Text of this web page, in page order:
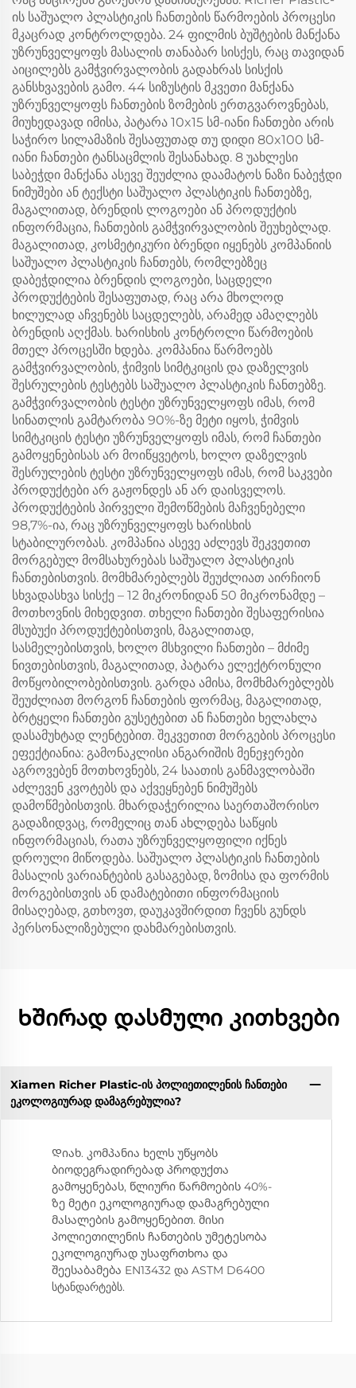
ის საშუალო პლასტიკის ჩანთების წარმოების პროცესი
მკაცრად კონტროლდება. 24 ფილმის ბუშტების მანქანა
უზრუნველყოფს მასალის თანაბარ სისქეს, რაც თავიდან
აიცილებს გამჭვირვალობის გადახრას სისქის
განსხვავების გამო. 44 სიზუსტის მკვეთი მანქანა
უზრუნველყოფს ჩანთების ზომების ერთგვაროვნებას,
მიუხედავად იმისა, პატარა 10x15 სმ-იანი ჩანთები არის
საჭირო სილამაზის შესაფუთად თუ დიდი 80x100 სმ-
იანი ჩანთები ტანსაცმლის შესანახად. 8 უახლესი
საბეჭდი მანქანა ასევე შეუძლია დაამატოს ნაზი ნაბეჭდი
ნიმუშები ან ტექსტი საშუალო პლასტიკის ჩანთებზე,
მაგალითად, ბრენდის ლოგოები ან პროდუქტის
ინფორმაცია, ჩანთების გამჭვირვალობის შეუხებლად.
მაგალითად, კოსმეტიკური ბრენდი იყენებს კომპანიის
საშუალო პლასტიკის ჩანთებს, რომლებზეც
დაბეჭდილია ბრენდის ლოგოები, საცდელი
პროდუქტების შესაფუთად, რაც არა მხოლოდ
ხილულად აჩვენებს საცდელებს, არამედ ამაღლებს
ბრენდის აღქმას. ხარისხის კონტროლი წარმოების
მთელ პროცესში ხდება. კომპანია წარმოებს
გამჭვირვალობის, ჭიმვის სიმტკიცის და დაზელვის
შესრულების ტესტებს საშუალო პლასტიკის ჩანთებზე.
გამჭვირვალობის ტესტი უზრუნველყოფს იმას, რომ
სინათლის გამტარობა 90%-ზე მეტი იყოს, ჭიმვის
სიმტკიცის ტესტი უზრუნველყოფს იმას, რომ ჩანთები
გამოყენებისას არ მოიწყვეტოს, ხოლო დაზელვის
შესრულების ტესტი უზრუნველყოფს იმას, რომ საკვები
პროდუქტები არ გაჟონდეს ან არ დაისველოს.
პროდუქტების პირველი შემოწმების მაჩვენებელი
98,7%-ია, რაც უზრუნველყოფს ხარისხის
სტაბილურობას. კომპანია ასევე აძლევს შეკვეთით
მორგებულ მომსახურებას საშუალო პლასტიკის
ჩანთებისთვის. მომხმარებლებს შეუძლიათ აირჩიონ
სხვადასხვა სისქე – 12 მიკრონიდან 50 მიკრონამდე –
მოთხოვნის მიხედვით. თხელი ჩანთები შესაფერისია
მსუბუქი პროდუქტებისთვის, მაგალითად,
სასმელებისთვის, ხოლო მსხვილი ჩანთები – მძიმე
ნივთებისთვის, მაგალითად, პატარა ელექტრონული
მოწყობილობებისთვის. გარდა ამისა, მომხმარებლებს
შეუძლიათ მორგონ ჩანთების ფორმაც, მაგალითად,
ბრტყელი ჩანთები გუსეტებით ან ჩანთები ხელახლა
დასამუხტად ლენტებით. შეკვეთით მორგების პროცესი
ეფექტიანია: გამონაკლისი ანგარიშის მენეჯერები
აგროვებენ მოთხოვნებს, 24 საათის განმავლობაში
აძლევენ კვოტებს და აქვეყნებენ ნიმუშებს
დამოწმებისთვის. მხარდაჭერილია საერთაშორისო
გადაზიდვაც, რომელიც თან ახლდება საწყის
ინფორმაციას, რათა უზრუნველყოფილი იქნეს
დროული მიწოდება. საშუალო პლასტიკის ჩანთების
მასალის ვარიანტების გასაგებად, ზომისა და ფორმის
მორგებისთვის ან დამატებითი ინფორმაციის
მისაღებად, გთხოვთ, დაუკავშირდით ჩვენს გუნდს
პერსონალიზებული დახმარებისთვის.
Ხშირად დასმული კითხვები
Xiamen Richer Plastic-ის პოლიეთილენის ჩანთები
ეკოლოგიურად დამაგრებულია?
Დიახ. კომპანია ხელს უწყობს
ბიოდეგრადირებად პროდუქთა
გამოყენებას, წლიური წარმოების 40%-
ზე მეტი ეკოლოგიურად დამაგრებული
მასალების გამოყენებით. მისი
პოლიეთილენის ჩანთების უმეტესობა
ეკოლოგიურად უსაფრთხოა და
შეესაბამება EN13432 და ASTM D6400
სტანდარტებს.